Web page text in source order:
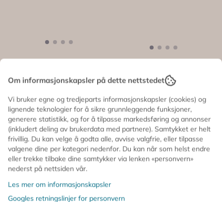
TIL MUSENE –
Korallstriper – ...
På lager
Kjøp
MUSENE – Rosa –
220,-
På lager
Kjøp
Om informasjonskapsler på dette nettstedet
Vi bruker egne og tredjeparts informasjonskapsler (cookies) og
lignende teknologier for å sikre grunnleggende funksjoner,
generere statistikk, og for å tilpasse markedsføring og annonser
(inkludert deling av brukerdata med partnere). Samtykket er helt
frivillig. Du kan velge å godta alle, avvise valgfrie, eller tilpasse
valgene dine per kategori nedenfor. Du kan når som helst endre
eller trekke tilbake dine samtykker via lenken «personvern»
nederst på nettsiden vår.
Les mer om informasjonskapsler
Googles retningslinjer for personvern